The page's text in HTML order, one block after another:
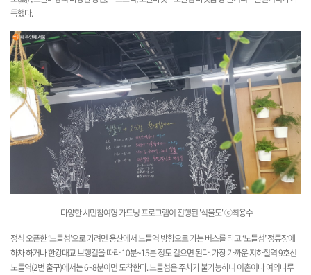
득했다.
다양한 시민참여형 가드닝 프로그램이 진행된 '식물도'ⓒ최용수
정식 오픈한 ‘노들섬’으로 가려면 용산에서 노들역 방향으로 가는 버스를 타고 ‘노들섬’ 정류장에
하차 하거나 한강대교 보행길을 따라 10분~15분 정도 걸으면 된다. 가장 가까운 지하철역 9호선
노들역(2번 출구)에서는 6~8분이면 도착한다. 노들섬은 주차가 불가능하니 이촌이나 여의나루